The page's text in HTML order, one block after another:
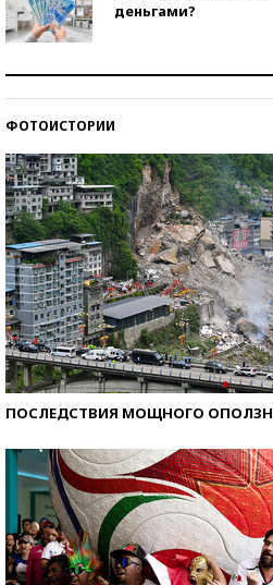
деньгами?
ФОТОИСТОРИИ
ПОСЛЕДСТВИЯ МОЩНОГО